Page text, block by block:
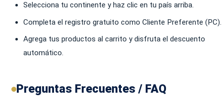
Selecciona tu continente y haz clic en tu país arriba.
Completa el registro gratuito como Cliente Preferente (PC).
Agrega tus productos al carrito y disfruta el descuento
automático.
Preguntas Frecuentes / FAQ